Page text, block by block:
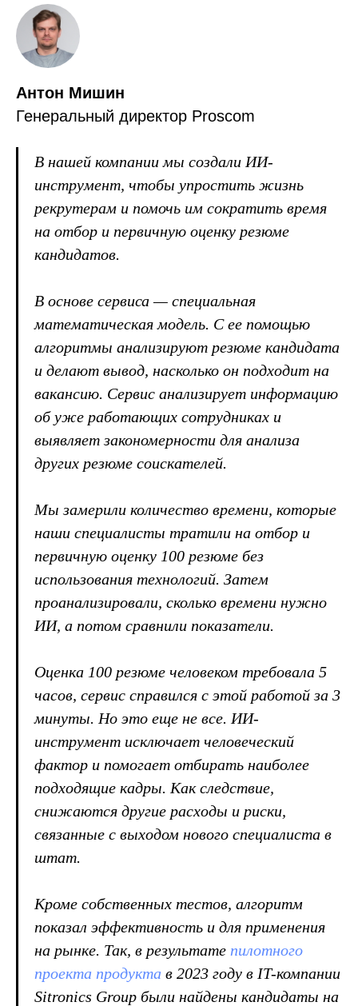
Антон Мишин
Генеральный директор Proscom
В нашей компании мы создали ИИ-
инструмент, чтобы упростить жизнь
рекрутерам и помочь им сократить время
на отбор и первичную оценку резюме
кандидатов.
В основе сервиса — специальная
математическая модель. С ее помощью
алгоритмы анализируют резюме кандидата
и делают вывод, насколько он подходит на
вакансию. Сервис анализирует информацию
об уже работающих сотрудниках и
выявляет закономерности для анализа
других резюме соискателей.
Мы замерили количество времени, которые
наши специалисты тратили на отбор и
первичную оценку 100 резюме без
использования технологий. Затем
проанализировали, сколько времени нужно
ИИ, а потом сравнили показатели.
Оценка 100 резюме человеком требовала 5
часов, сервис справился с этой работой за 3
минуты. Но это еще не все. ИИ-
инструмент исключает человеческий
фактор и помогает отбирать наиболее
подходящие кадры. Как следствие,
снижаются другие расходы и риски,
связанные с выходом нового специалиста в
штат.
Кроме собственных тестов, алгоритм
показал эффективность и для применения
на рынке. Так, в результате пилотного
проекта продукта в 2023 году в IT-компании
Sitronics Group были найдены кандидаты на